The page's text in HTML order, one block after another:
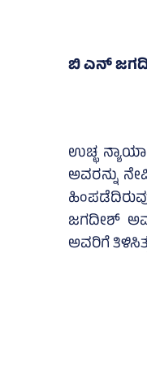
ಬಿ ಎನ್
ಉಚ್ಛ
ಅವರನ್ನು
ಜಗದೀಶ್‌
ಅವರಿಗೆ